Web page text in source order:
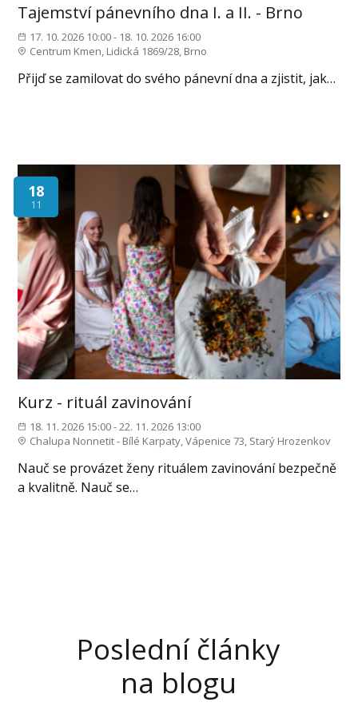
Tajemství pánevního dna I. a II. - Brno
17. 10. 2026 10:00 - 18. 10. 2026 16:00
Centrum Kmen, Lidická 1869/28, Brno
Přijď se zamilovat do svého pánevní dna a zjistit, jak…
18
11
Kurz - rituál zavinování
18. 11. 2026 15:00 - 22. 11. 2026 13:00
Chalupa Nonnetit - Bílé Karpaty, Vápenice 73, Starý Hrozenkov
Nauč se provázet ženy rituálem zavinování bezpečně
a kvalitně. Nauč se…
Poslední články
na blogu